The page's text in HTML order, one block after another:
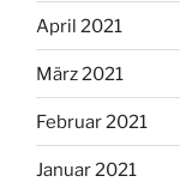
April 2021
März 2021
Februar 2021
Januar 2021